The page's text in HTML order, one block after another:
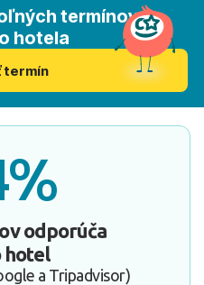
termínov
hotela
termín
odporúča
hotel
a Tripadvisor)